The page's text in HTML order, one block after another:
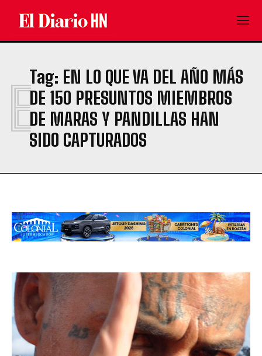
Tag: EN LO QUE VA DEL AÑO MÁS
DE 150 PRESUNTOS MIEMBROS
DE MARAS Y PANDILLAS HAN
SIDO CAPTURADOS
E